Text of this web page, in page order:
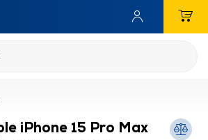
iPhone 15 Pro Max